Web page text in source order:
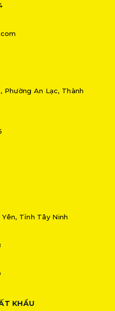
Phường An Lạc, Thành
Yên, Tỉnh Tây Ninh
KHẨU